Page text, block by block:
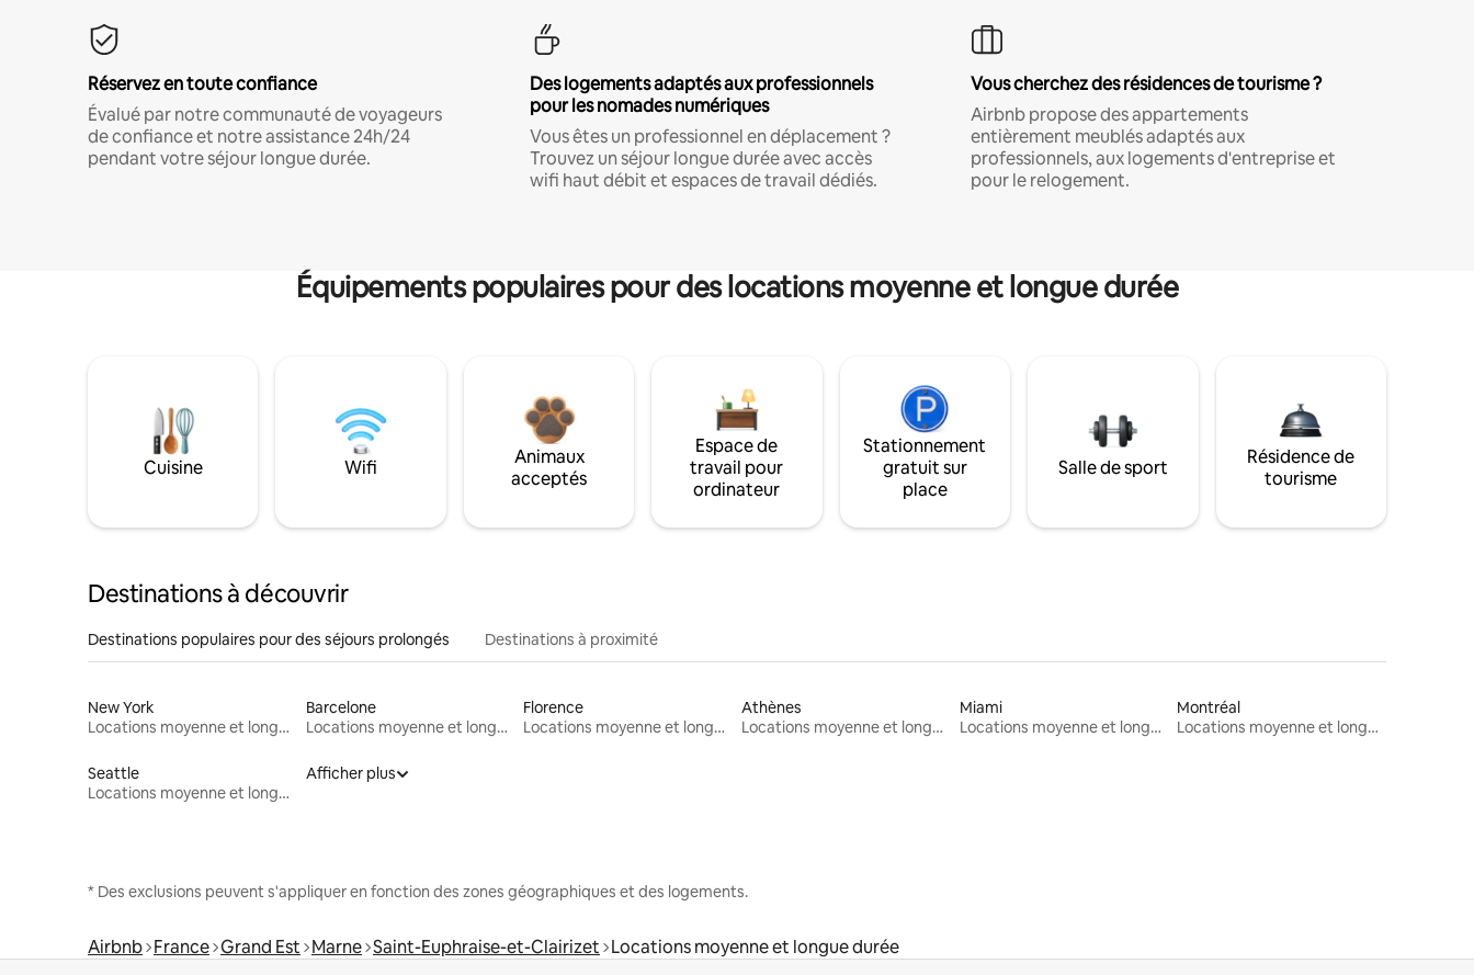
Réservez en toute confiance
Évalué par notre communauté de voyageurs
de confiance et notre assistance 24h/24
pendant votre séjour longue durée.
Des logements adaptés aux professionnels
pour les nomades numériques
Vous êtes un professionnel en déplacement ?
Trouvez un séjour longue durée avec accès
wifi haut débit et espaces de travail dédiés.
Vous cherchez des résidences de tourisme ?
Airbnb propose des appartements
entièrement meublés adaptés aux
professionnels, aux logements d'entreprise et
pour le relogement.
Équipements populaires pour des locations moyenne et longue durée
Cuisine Wifi
Animaux
acceptés
Espace de
travail pour
ordinateur
Stationnement
gratuit sur
place
Salle de sport
Résidence de
tourisme
Destinations à découvrir
Destinations populaires pour des séjours prolongés Destinations à proximité
New York
Locations moyenne et longue durée
Barcelone
Locations moyenne et longue durée
Florence
Locations moyenne et longue durée
Athènes
Locations moyenne et longue durée
Miami
Locations moyenne et longue durée
Montréal
Locations moyenne et longue durée
Seattle
Locations moyenne et longue durée
Afficher plus
* Des exclusions peuvent s'appliquer en fonction des zones géographiques et des logements.
Airbnb France Grand Est Marne Saint-Euphraise-et-Clairizet Locations moyenne et longue durée